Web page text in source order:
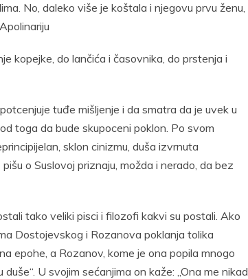
No, daleko više je koštala i njegovu prvu ženu,
kopejke, do lančića i časovnika, do prstenja i
tuđe mišljenje i da smatra da je uvek u
toga da bude skupoceni poklon. Po svom
sklon cinizmu, duša izvrnuta
o Suslovoj priznaju, možda i nerado, da bez
tako veliki pisci i filozofi kakvi su postali. Ako
Dostojevskog i Rozanova poklanja tolika
epohe, a Rozanov, kome je ona popila mnogo
U svojim sećanjima on kaže: „Ona me nikad